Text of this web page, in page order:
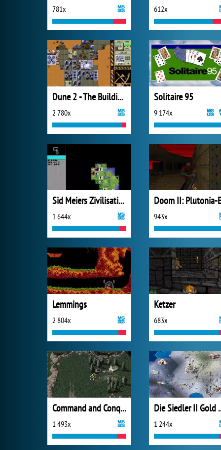
781x 612x
Dune 2 - The Building of a Dynasty
2 780x
Solitaire 95
9 174x
Sid Meiers Zivilisation
1 644x 943x
Lemmings
2 804x
Ketzer
683x
Command and Conquer: Tiberian Dawn
1 493x
Die
1 244x